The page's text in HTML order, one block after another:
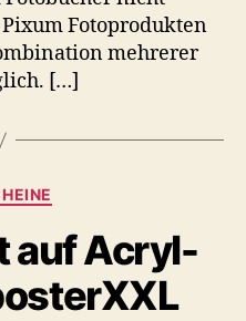
Fotoprodukten
mehrerer
[…]
auf Acryl-